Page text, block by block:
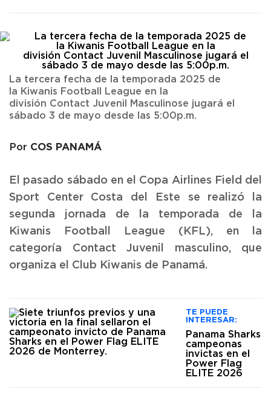
La tercera fecha de la temporada 2025 de
la Kiwanis Football League en la
división Contact Juvenil Masculinose jugará el
sábado 3 de mayo desde las 5:00p.m.
Por COS PANAMÁ
El pasado sábado en el Copa Airlines Field del
Sport Center Costa del Este se realizó la
segunda jornada de la temporada de la
Kiwanis Football League (KFL), en la
categoría Contact Juvenil masculino, que
organiza el Club Kiwanis de Panamá.
TE PUEDE
INTERESAR:
Panama Sharks
campeonas
invictas en el
Power Flag
ELITE 2026